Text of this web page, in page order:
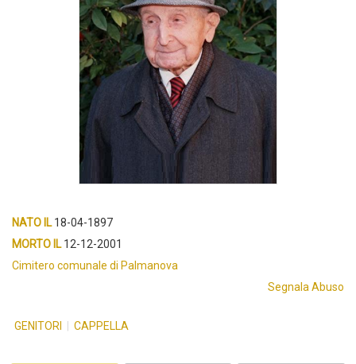
NATO IL18-04-1897
MORTO IL12-12-2001
Cimitero comunale di Palmanova
Segnala Abuso
GENITORI CAPPELLA